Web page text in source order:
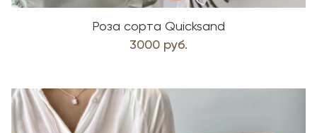
Роза сорта Quicksand
3000 руб.